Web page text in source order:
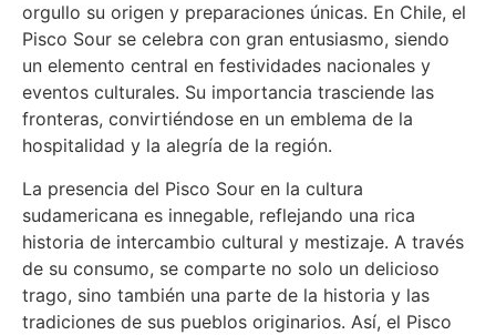
orgullo su origen y preparaciones únicas. En Chile, el
Pisco Sour se celebra con gran entusiasmo, siendo
un elemento central en festividades nacionales y
eventos culturales. Su importancia trasciende las
fronteras, convirtiéndose en un emblema de la
hospitalidad y la alegría de la región.
La presencia del Pisco Sour en la cultura
sudamericana es innegable, reflejando una rica
historia de intercambio cultural y mestizaje. A través
de su consumo, se comparte no solo un delicioso
trago, sino también una parte de la historia y las
tradiciones de sus pueblos originarios. Así, el Pisco